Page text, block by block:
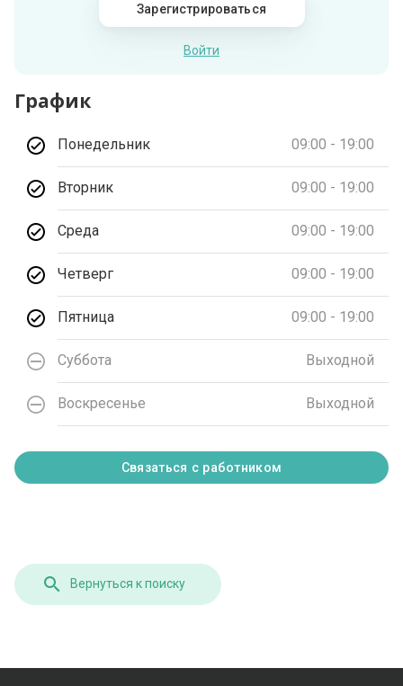
Зарегистрироваться
Войти
График
Понедельник 09:00 - 19:00
Вторник 09:00 - 19:00
Среда 09:00 - 19:00
Четверг 09:00 - 19:00
Пятница 09:00 - 19:00
Суббота Выходной
Воскресенье Выходной
Связаться с работником
Вернуться к поиску